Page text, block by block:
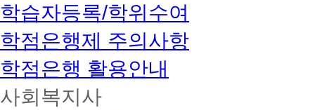
학습자등록/학위수여
학점은행제 주의사항
학점은행 활용안내
사회복지사